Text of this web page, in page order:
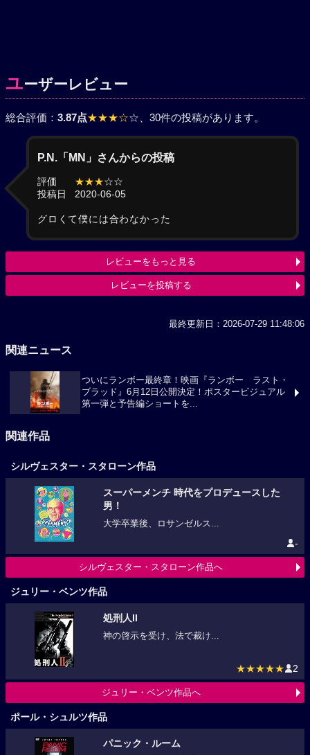
ユーザーレビュー
総合評価： 3.87点★★★☆☆ 、30件の投稿があります。
P.N.「MN」さんからの投稿
評価 ★★★☆☆
投稿日
2020-06-05
グロくて僕には合わなかった
レビューをもっと見る
レビューを投稿する
最終更新日：2026-07-29 11:48:06
関連ニュース
ついにランボー最終章！映画『ランボー ラスト・
ブラッド』6月12日公開決定！ポスタービジュアル
第一弾と予告編ショートを...
関連作品
シルヴェスター・スタローン作品
スーパーメンチ 時代をプロデュースした
男！
大学卒業後、ロサンゼルス...
-
シルヴェスター・スタローン作品へ
ジュリー・ベンツ作品
処刑人II
神の啓示を受け、法で裁け...
★★★★★ 2
ジュリー・ベンツ作品へ
ポール・シュルツ作品
パニック・ルーム